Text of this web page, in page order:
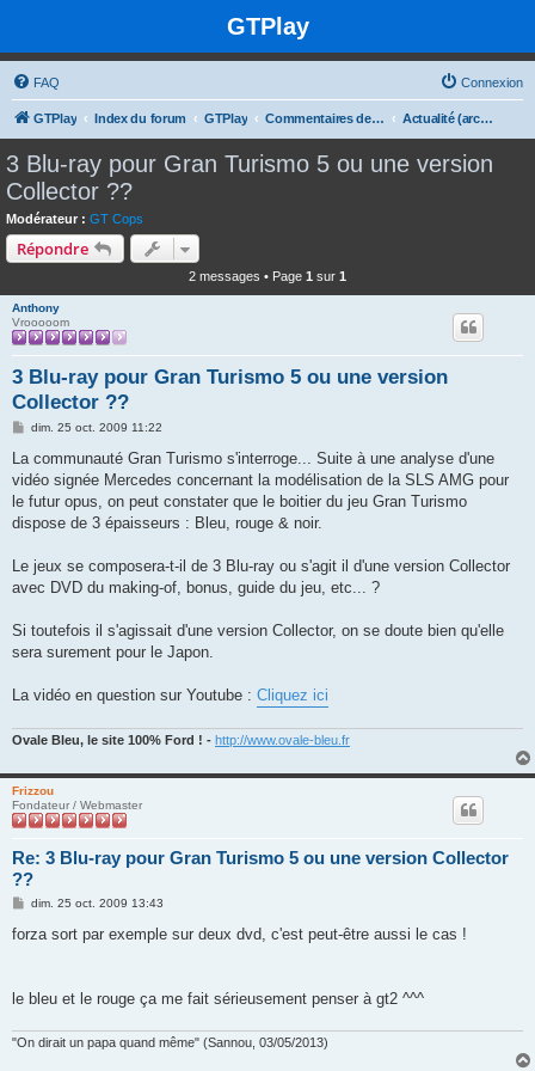
GTPlay
FAQ Connexion
GTPlay Index du forum GTPlay Commentaires de news Actualité (archives)
3 Blu-ray pour Gran Turismo 5 ou une version
Collector ??
Modérateur : GT Cops
Répondre
2 messages • Page 1 sur 1
Anthony
Vrooooom
3 Blu-ray pour Gran Turismo 5 ou une version
Collector ??
M
s
a
g
dim. 25 oct. 2009 11:22
La communauté Gran Turismo s'interroge... Suite à une analyse d'une
vidéo signée Mercedes concernant la modélisation de la SLS AMG pour
le futur opus, on peut constater que le boitier du jeu Gran Turismo
dispose de 3 épaisseurs : Bleu, rouge & noir.
Le jeux se composera-t-il de 3 Blu-ray ou s'agit il d'une version Collector
avec DVD du making-of, bonus, guide du jeu, etc... ?
Si toutefois il s'agissait d'une version Collector, on se doute bien qu'elle
sera surement pour le Japon.
La vidéo en question sur Youtube : Cliquez ici
Ovale Bleu, le site 100% Ford ! - http://www.ovale-bleu.fr
Frizzou
Fondateur / Webmaster
Re: 3 Blu-ray pour Gran Turismo 5 ou une version Collector
??
M
s
dim. 25 oct. 2009 13:43
forza sort par exemple sur deux dvd, c'est peut-être aussi le cas !
le bleu et le rouge ça me fait sérieusement penser à gt2 ^^^
"On dirait un papa quand même" (Sannou, 03/05/2013)